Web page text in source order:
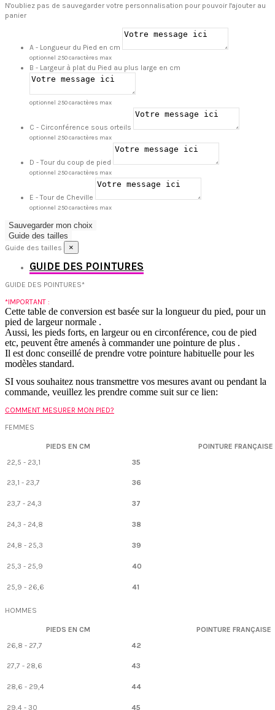
N'oubliez pas de sauvegarder votre personnalisation pour pouvoir l'ajouter au
panier
A - Longueur du Pied en cm
optionnel 250 caractères max
B - Largeur à plat du Pied au plus large en cm
optionnel 250 caractères max
C - Circonférence sous orteils
optionnel 250 caractères max
D - Tour du coup de pied
optionnel 250 caractères max
E - Tour de Cheville
optionnel 250 caractères max
Sauvegarder mon choix
Guide des tailles
Guide des tailles ×
GUIDE DES POINTURES
GUIDE DES POINTURES*
*IMPORTANT :
Cette table de conversion est basée sur la longueur du pied, pour un
pied de largeur normale .
Aussi, les pieds forts, en largeur ou en circonférence, cou de pied
etc, peuvent être amenés à commander une pointure de plus .
Il est donc conseillé de prendre votre pointure habituelle pour les
modèles standard.
SI vous souhaitez nous transmettre vos mesures avant ou pendant la
commande, veuillez les prendre comme suit sur ce lien:
COMMENT MESURER MON PIED?
FEMMES
PIEDS EN CM
POINTURE FRANÇAISE
22,5 - 23,1
35
23,1 - 23,7 36
23,7 - 24,3 37
24,3 - 24,8 38
24,8 - 25,3 39
25,3 - 25,9 40
25,9 - 26,6 41
HOMMES
PIEDS EN CM
POINTURE FRANÇAISE
26,8 - 27,7
42
27,7 - 28,6 43
28,6 - 29,4 44
29,4 - 30 45